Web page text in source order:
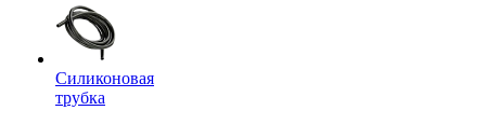
Силиконовая
трубка